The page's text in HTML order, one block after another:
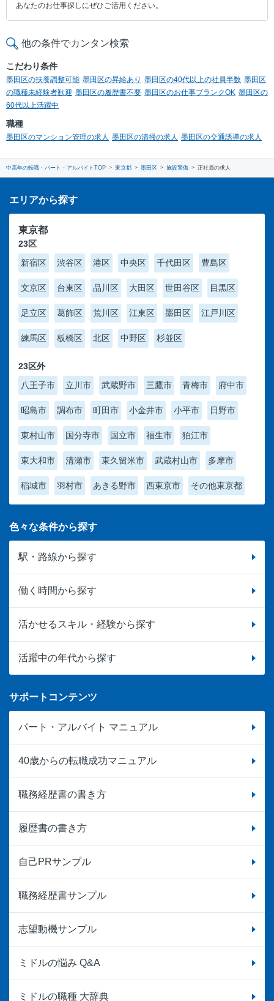
あなたのお仕事探しにぜひご活用ください。
他の条件でカンタン検索
こだわり条件
墨田区の扶養調整可能 墨田区の昇給あり 墨田区の40代以上の社員半数 墨田区
の職種未経験者歓迎 墨田区の履歴書不要 墨田区のお仕事ブランクOK 墨田区の
60代以上活躍中
職種
墨田区のマンション管理の求人 墨田区の清掃の求人 墨田区の交通誘導の求人
中高年の転職・パート・アルバイトTOP 東京都 墨田区 施設警備 正社員の求人
エリアから探す
東京都
23区
新宿区
渋谷区 港区 中央区 千代田区 豊島区
文京区 台東区 品川区 大田区 世田谷区 目黒区
足立区 葛飾区 荒川区 江東区 墨田区 江戸川区
練馬区 板橋区 北区 中野区 杉並区
23区外
八王子市
立川市 武蔵野市 三鷹市 青梅市 府中市
昭島市 調布市 町田市 小金井市 小平市 日野市
東村山市 国分寺市 国立市 福生市 狛江市
東大和市 清瀬市 東久留米市 武蔵村山市 多摩市
稲城市 羽村市 あきる野市 西東京市 その他東京都
色々な条件から探す
駅・路線から探す
働く時間から探す
活かせるスキル・経験から探す
活躍中の年代から探す
サポートコンテンツ
パート・アルバイト マニュアル
40歳からの転職成功マニュアル
職務経歴書の書き方
履歴書の書き方
自己PRサンプル
職務経歴書サンプル
志望動機サンプル
ミドルの悩み Q&A
ミドルの職種 大辞典